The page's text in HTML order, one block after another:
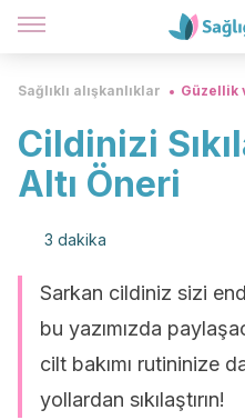
Sağlıklı alışkanlıklar Güzellik
Cildinizi
Altı Öneri
3 dakika
Sarkan cildiniz sizi
bu yazımızda
cilt bakımı rutininize
yollardan sıkılaştırın!